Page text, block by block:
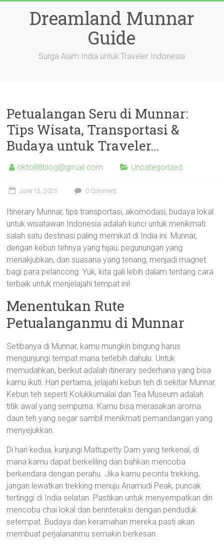
Dreamland Munnar
Guide
Surga Alam India untuk Traveler Indonesia
Petualangan Seru di Munnar:
Tips Wisata, Transportasi &
Budaya untuk Traveler…
okto88blog@gmail.com Uncategorized
June 15, 2025 0 Comment
Itinerary Munnar, tips transportasi, akomodasi, budaya lokal
untuk wisatawan Indonesia adalah kunci untuk menikmati
salah satu destinasi paling memikat di India ini. Munnar,
dengan kebun tehnya yang hijau, pegunungan yang
menakjubkan, dan suasana yang tenang, menjadi magnet
bagi para pelancong. Yuk, kita gali lebih dalam tentang cara
terbaik untuk menjelajahi tempat ini!
Menentukan Rute
Petualanganmu di Munnar
Setibanya di Munnar, kamu mungkin bingung harus
mengunjungi tempat mana terlebih dahulu. Untuk
memudahkan, berikut adalah itinerary sederhana yang bisa
kamu ikuti. Hari pertama, jelajahi kebun teh di sekitar Munnar.
Kebun teh seperti Kolukkumalai dan Tea Museum adalah
titik awal yang sempurna. Kamu bisa merasakan aroma
daun teh yang segar sambil menikmati pemandangan yang
menyejukkan.
Di hari kedua, kunjungi Mattupetty Dam yang terkenal, di
mana kamu dapat berkeliling dan bahkan mencoba
berkendara dengan perahu. Jika kamu pecinta trekking,
jangan lewatkan trekking menuju Anamudi Peak, puncak
tertinggi di India selatan. Pastikan untuk menyempatkan diri
mencoba chai lokal dan berinteraksi dengan penduduk
setempat. Budaya dan keramahan mereka pasti akan
membuat perjalananmu semakin berkesan.